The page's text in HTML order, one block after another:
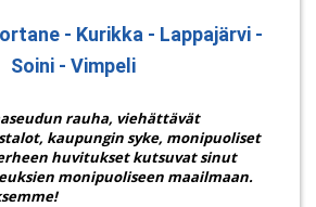
- Kurikka - Lappajärvi -
Soini - Vimpeli
rauha, viehättävät
kaupungin syke, monipuoliset
huvitukset kutsuvat sinut
monipuoliseen maailmaan.